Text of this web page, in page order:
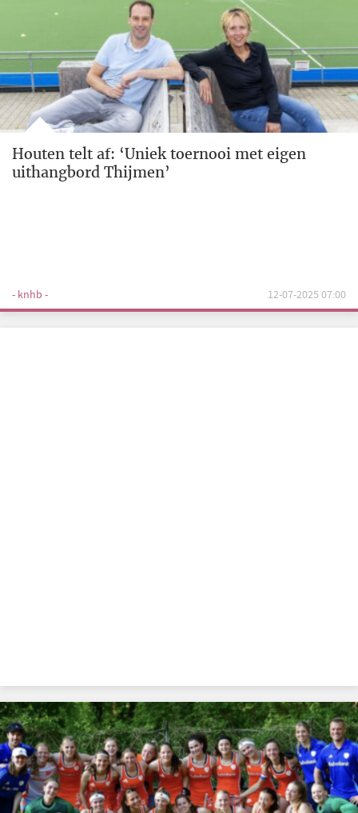
Houten telt af: ‘Uniek toernooi met eigen
uithangbord Thijmen’
- knhb - 12-07-2025 07:00